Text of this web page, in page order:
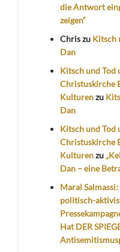
die Antwort
zeigen“
Chriszu Kitsch
Dan
Kitsch und Tod
Christuskirche
Kulturenzu
Dan
Kitsch und Tod
Christuskirche
Kulturenzu
Dan – eine
Maral
politisch-
Hat DER